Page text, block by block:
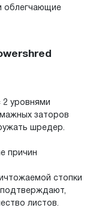
облегчающие
2 уровнями
заторов
шредер.
причин
стопки
листов.